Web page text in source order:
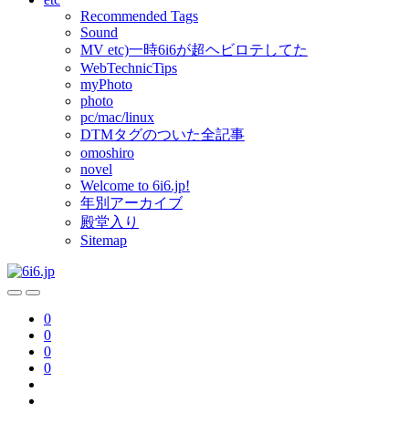
Recommended Tags
Sound
MV etc)一時6i6が超ヘビロテしてた
WebTechnicTips
myPhoto
photo
pc/mac/linux
DTMタグのついた全記事
omoshiro
novel
Welcome to 6i6.jp!
年別アーカイブ
殿堂入り
Sitemap
0
0
0
0